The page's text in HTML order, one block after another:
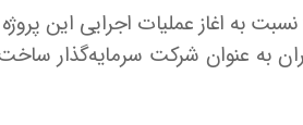
به عنوان شرکت سرمایه‌گذار